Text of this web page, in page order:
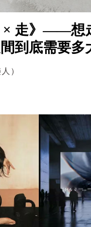
× 走》——想
到底需要多
）